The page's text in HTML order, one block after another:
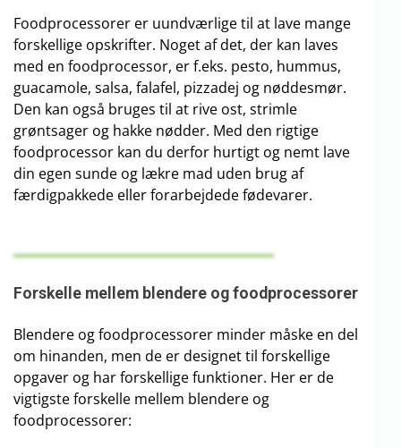
Foodprocessorer er uundværlige til at lave mange
forskellige opskrifter. Noget af det, der kan laves
med en foodprocessor, er f.eks. pesto, hummus,
guacamole, salsa, falafel, pizzadej og nøddesmør.
Den kan også bruges til at rive ost, strimle
grøntsager og hakke nødder. Med den rigtige
foodprocessor kan du derfor hurtigt og nemt lave
din egen sunde og lækre mad uden brug af
færdigpakkede eller forarbejdede fødevarer.
Forskelle mellem blendere og foodprocessorer
Blendere og foodprocessorer minder måske en del
om hinanden, men de er designet til forskellige
opgaver og har forskellige funktioner. Her er de
vigtigste forskelle mellem blendere og
foodprocessorer: